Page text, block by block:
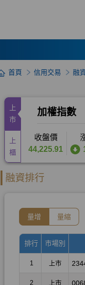
首頁 信用交易 融